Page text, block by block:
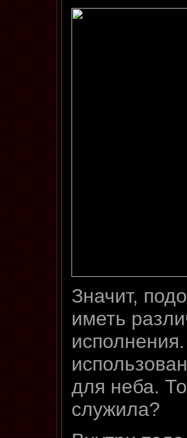
Значит,
иметь
для неба.
служила?